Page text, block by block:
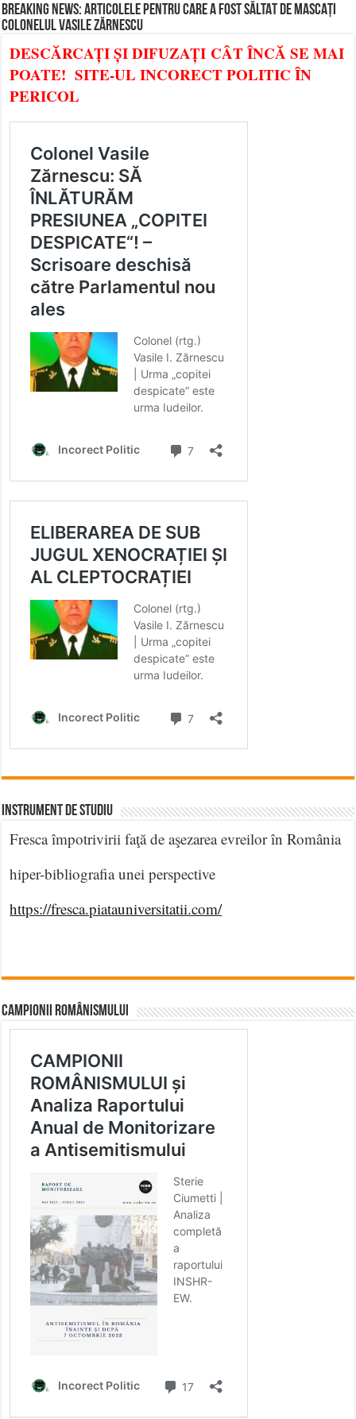
BREAKING NEWS: ARTICOLELE PENTRU CARE A FOST SĂLTAT DE MASCAȚI
COLONELUL VASILE ZĂRNESCU
DESCĂRCAȚI ȘI DIFUZAȚI CÂT ÎNCĂ SE MAI
POATE! SITE-UL INCORECT POLITIC ÎN
PERICOL
INSTRUMENT DE STUDIU
Fresca împotrivirii faţă de aşezarea evreilor în România
hiper-bibliografia unei perspective
https://fresca.piatauniversitatii.com/
CAMPIONII ROMÂNISMULUI